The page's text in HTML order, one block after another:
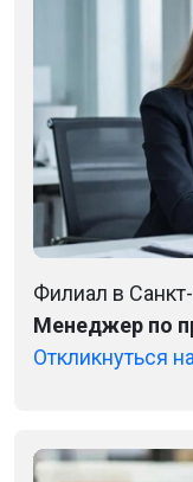
Филиал в
Менеджер по
Откликнуться